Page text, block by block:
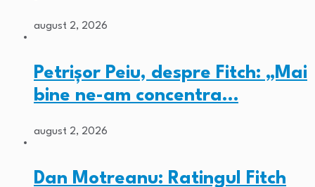
august 2, 2026
Petrișor Peiu, despre Fitch: „Mai
bine ne-am concentra…
august 2, 2026
Dan Motreanu: Ratingul Fitch